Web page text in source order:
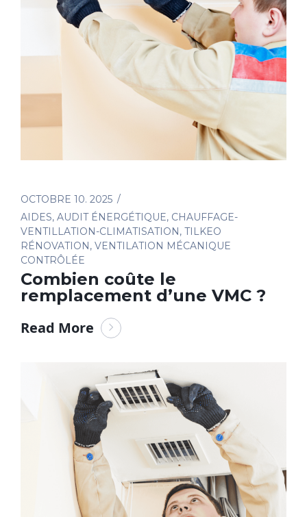
OCTOBRE 10. 2025
AIDES, AUDIT ÉNERGÉTIQUE, CHAUFFAGE-
VENTILLATION-CLIMATISATION, TILKEO
RÉNOVATION, VENTILATION MÉCANIQUE
CONTRÔLÉE
Combien coûte le
remplacement d’une VMC ?
Read More